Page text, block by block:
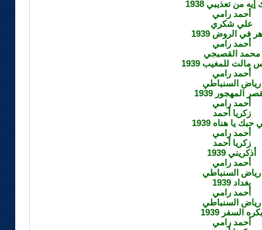
إيه من تعذيبي 1938
أحمد رامي
علي شكري
في الروض 1939
أحمد رامي
محمد القصبجي
مالت للمغيب 1939
أحمد رامي
رياض السنباطي
المهجور 1939
أحمد رامي
زكريا أحمد
حبك يا هناه 1939
أحمد رامي
زكريا أحمد
أذكريني 1939
أحمد رامي
رياض السنباطي
بغداد 1939
أحمد رامي
رياض السنباطي
بكره السفر 1939
أحمد رامي